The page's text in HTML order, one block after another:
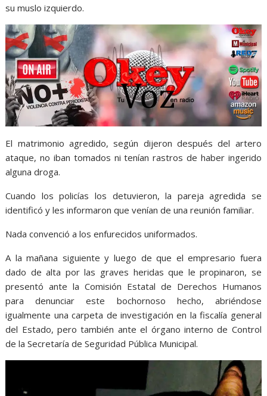
su muslo izquierdo.
El matrimonio agredido, según dijeron después del artero
ataque, no iban tomados ni tenían rastros de haber ingerido
alguna droga.
Cuando los policías los detuvieron, la pareja agredida se
identificó y les informaron que venían de una reunión familiar.
Nada convenció a los enfurecidos uniformados.
A la mañana siguiente y luego de que el empresario fuera
dado de alta por las graves heridas que le propinaron, se
presentó ante la Comisión Estatal de Derechos Humanos
para denunciar este bochornoso hecho, abriéndose
igualmente una carpeta de investigación en la fiscalía general
del Estado, pero también ante el órgano interno de Control
de la Secretaría de Seguridad Pública Municipal.